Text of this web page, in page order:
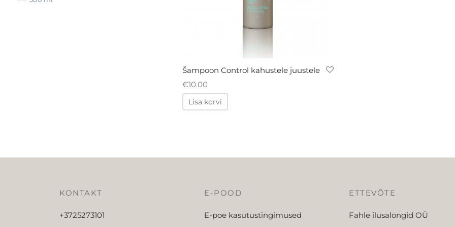
Šampoon Control kahustele juustele
€10.00
Lisa korvi
KONTAKT
+3725273101
E-POOD
E-poe kasutustingimused
ETTEVÕTE
Fahle ilusalongid OÜ